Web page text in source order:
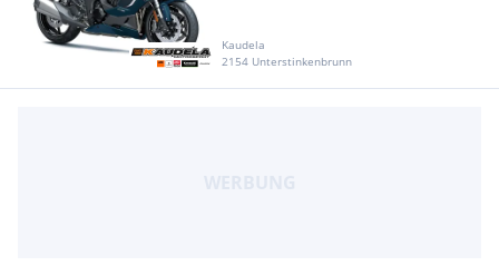
Kaudela
2154 Unterstinkenbrunn